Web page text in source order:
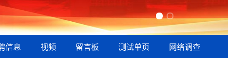
信息 视频 留言板 测试单页 网络调查